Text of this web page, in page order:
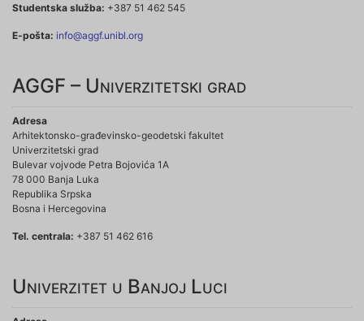
Studentska služba: +387 51 462 545
E-pošta: info@aggf.unibl.org
AGGF – Univerzitetski grad
Adresa
Arhitektonsko-građevinsko-geodetski fakultet
Univerzitetski grad
Bulevar vojvode Petra Bojovića 1A
78 000 Banja Luka
Republika Srpska
Bosna i Hercegovina
Tel. centrala: +387 51 462 616
Univerzitet u Banjoj Luci